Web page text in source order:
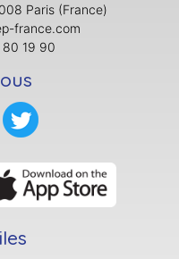
Paris (France)
france.com
19 90